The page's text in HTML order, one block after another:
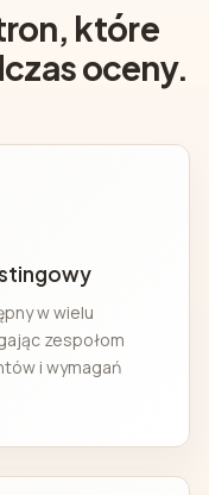
które
oceny.
w wielu
zespołom
i wymagań